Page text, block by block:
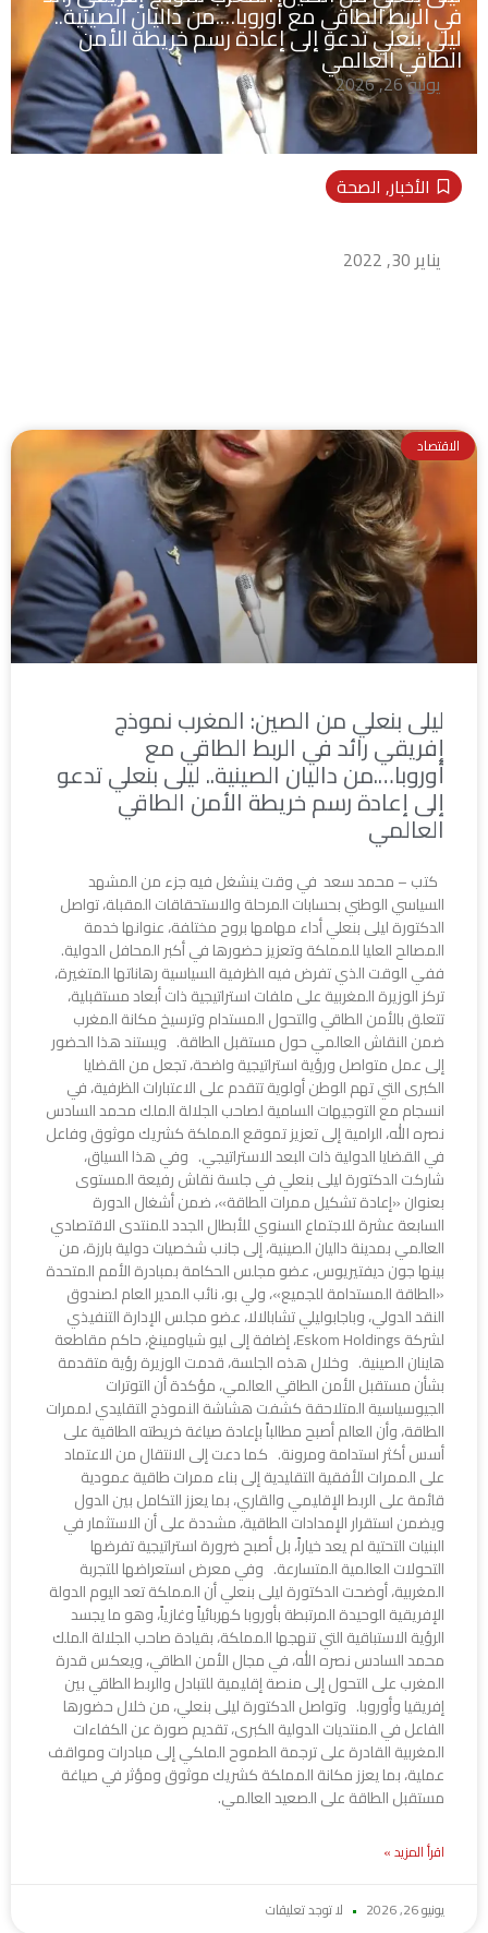
في الربط الطاقي مع أوروبا….من داليان الصينية..
ليلى بنعلي تدعو إلى إعادة رسم خريطة الأمن
الطاقي العالمي
يونيو 26, 2026
الأخبار, الصحة
يناير 30, 2022
الاقتصاد
ليلى بنعلي من الصين: المغرب نموذج
إفريقي رائد في الربط الطاقي مع
أوروبا….من داليان الصينية.. ليلى بنعلي تدعو
إلى إعادة رسم خريطة الأمن الطاقي
العالمي
كتب – محمد سعد في وقت ينشغل فيه جزء من المشهد
السياسي الوطني بحسابات المرحلة والاستحقاقات المقبلة، تواصل
الدكتورة ليلى بنعلي أداء مهامها بروح مختلفة، عنوانها خدمة
المصالح العليا للمملكة وتعزيز حضورها في أكبر المحافل الدولية.
ففي الوقت الذي تفرض فيه الظرفية السياسية رهاناتها المتغيرة،
تركز الوزيرة المغربية على ملفات استراتيجية ذات أبعاد مستقبلية،
تتعلق بالأمن الطاقي والتحول المستدام وترسيخ مكانة المغرب
ضمن النقاش العالمي حول مستقبل الطاقة. ويستند هذا الحضور
إلى عمل متواصل ورؤية استراتيجية واضحة، تجعل من القضايا
الكبرى التي تهم الوطن أولوية تتقدم على الاعتبارات الظرفية، في
انسجام مع التوجيهات السامية لصاحب الجلالة الملك محمد السادس
نصره الله، الرامية إلى تعزيز تموقع المملكة كشريك موثوق وفاعل
في القضايا الدولية ذات البعد الاستراتيجي. وفي هذا السياق،
شاركت الدكتورة ليلى بنعلي في جلسة نقاش رفيعة المستوى
بعنوان «إعادة تشكيل ممرات الطاقة»، ضمن أشغال الدورة
السابعة عشرة للاجتماع السنوي للأبطال الجدد للمنتدى الاقتصادي
العالمي بمدينة داليان الصينية، إلى جانب شخصيات دولية بارزة، من
بينها جون ديفتيريوس، عضو مجلس الحكامة بمبادرة الأمم المتحدة
«الطاقة المستدامة للجميع»، ولي بو، نائب المدير العام لصندوق
النقد الدولي، وباجابوليلي تشابالالا، عضو مجلس الإدارة التنفيذي
لشركة Eskom Holdings، إضافة إلى ليو شياومينغ، حاكم مقاطعة
هاينان الصينية. وخلال هذه الجلسة، قدمت الوزيرة رؤية متقدمة
بشأن مستقبل الأمن الطاقي العالمي، مؤكدة أن التوترات
الجيوسياسية المتلاحقة كشفت هشاشة النموذج التقليدي لممرات
الطاقة، وأن العالم أصبح مطالباً بإعادة صياغة خريطته الطاقية على
أسس أكثر استدامة ومرونة. كما دعت إلى الانتقال من الاعتماد
على الممرات الأفقية التقليدية إلى بناء ممرات طاقية عمودية
قائمة على الربط الإقليمي والقاري، بما يعزز التكامل بين الدول
ويضمن استقرار الإمدادات الطاقية، مشددة على أن الاستثمار في
البنيات التحتية لم يعد خياراً، بل أصبح ضرورة استراتيجية تفرضها
التحولات العالمية المتسارعة. وفي معرض استعراضها للتجربة
المغربية، أوضحت الدكتورة ليلى بنعلي أن المملكة تعد اليوم الدولة
الإفريقية الوحيدة المرتبطة بأوروبا كهربائياً وغازياً، وهو ما يجسد
الرؤية الاستباقية التي تنهجها المملكة، بقيادة صاحب الجلالة الملك
محمد السادس نصره الله، في مجال الأمن الطاقي، ويعكس قدرة
المغرب على التحول إلى منصة إقليمية للتبادل والربط الطاقي بين
إفريقيا وأوروبا. وتواصل الدكتورة ليلى بنعلي، من خلال حضورها
الفاعل في المنتديات الدولية الكبرى، تقديم صورة عن الكفاءات
المغربية القادرة على ترجمة الطموح الملكي إلى مبادرات ومواقف
عملية، بما يعزز مكانة المملكة كشريك موثوق ومؤثر في صياغة
مستقبل الطاقة على الصعيد العالمي.
اقرأ المزيد »
يونيو 26, 2026 لا توجد تعليقات